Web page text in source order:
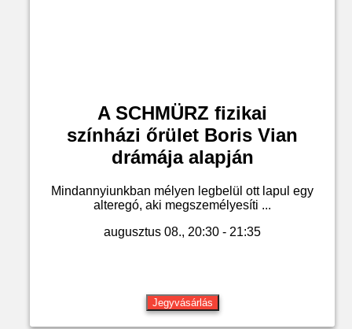
A SCHMÜRZ fizikai
színházi őrület Boris Vian
drámája alapján
Mindannyiunkban mélyen legbelül ott lapul egy
alteregó, aki megszemélyesíti ...
augusztus 08., 20:30 - 21:35
Jegyvásárlás